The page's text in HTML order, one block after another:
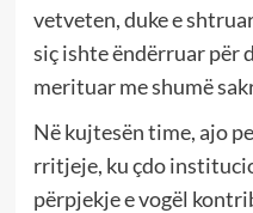
vetveten, duke e
siç ishte ëndërruar për
merituar me shumë
Në kujtesën time, ajo
rritjeje, ku çdo
përpjekje e vogël